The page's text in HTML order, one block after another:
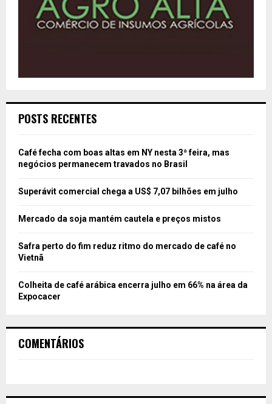
POSTS RECENTES
Café fecha com boas altas em NY nesta 3ª feira, mas
negócios permanecem travados no Brasil
Superávit comercial chega a US$ 7,07 bilhões em julho
Mercado da soja mantém cautela e preços mistos
Safra perto do fim reduz ritmo do mercado de café no
Vietnã
Colheita de café arábica encerra julho em 66% na área da
Expocacer
COMENTÁRIOS